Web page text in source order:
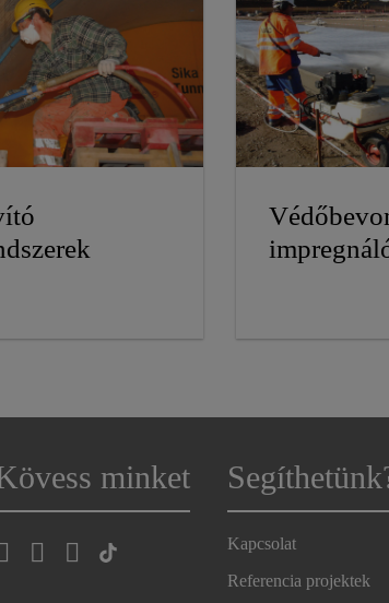
minket
Kapcsolat
Referencia projektek